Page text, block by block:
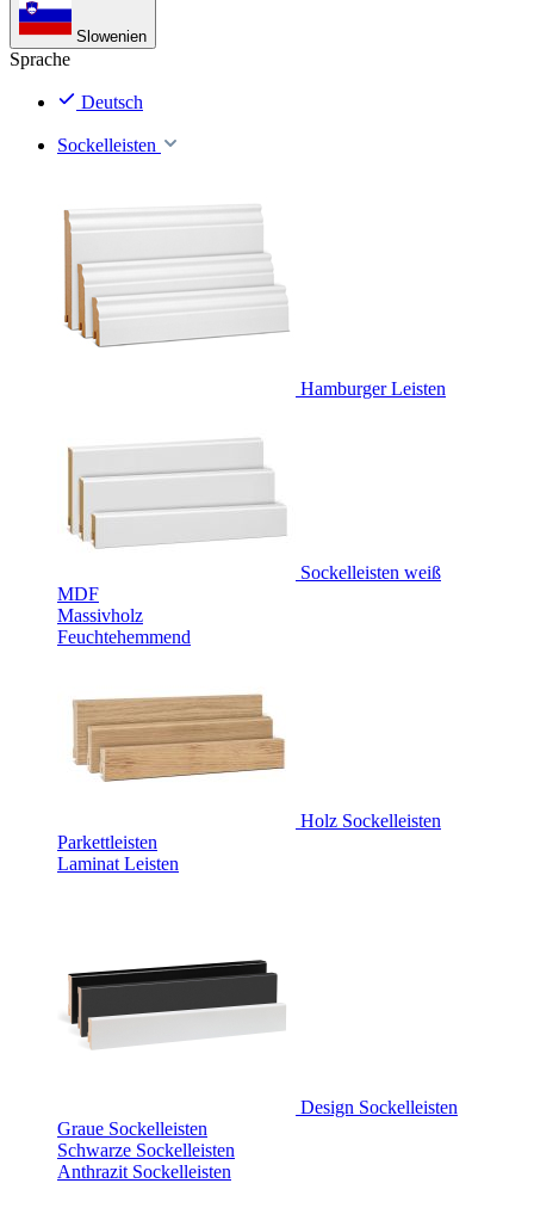
Slowenien
Sprache
Deutsch
Sockelleisten
Hamburger Leisten
Sockelleisten weiß
MDF
Massivholz
Feuchtehemmend
Holz Sockelleisten
Parkettleisten
Laminat Leisten
Design Sockelleisten
Graue Sockelleisten
Schwarze Sockelleisten
Anthrazit Sockelleisten